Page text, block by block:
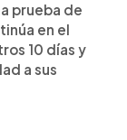
prueba de
en el
10 días y
a sus